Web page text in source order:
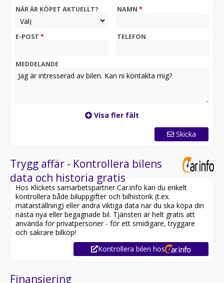
Boka tid för visning/ välkommen.
NÄR ÄR KÖPET AKTUELLT? NAMN *
E-POST * TELEFON
MEDDELANDE
Visa fler fält
Skicka
Trygg affär - Kontrollera bilens
data och historia gratis
Hos Klickets samarbetspartner Car.info kan du enkelt
kontrollera både biluppgifter och bilhistorik (t.ex.
mätarställning) eller andra viktiga data när du ska köpa din
nästa nya eller begagnade bil. Tjänsten är helt gratis att
använda för privatpersoner - för ett smidigare, tryggare
och säkrare bilköp!
Kontrollera bilen hos
Finansiering